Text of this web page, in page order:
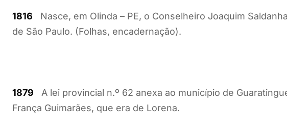
1816 Nasce, em Olinda – PE, o Conselheiro Joaquim
de São Paulo. (Folhas, encadernação).
1879 A lei provincial n.º 62 anexa ao município de
França Guimarães, que era de Lorena.